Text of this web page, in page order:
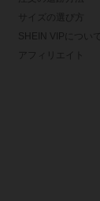
サイズの選び方
SHEIN VIPについて
アフィリエイト